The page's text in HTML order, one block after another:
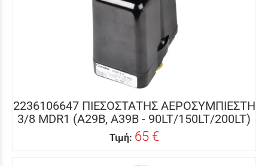
2236106647 ΠΙΕΣΟΣΤΑΤΗΣ ΑΕΡΟΣΥΜΠΙΕΣΤΗ
3/8 MDR1 (A29B, A39B - 90LT/150LT/200LT)
Τιμή: 65 €